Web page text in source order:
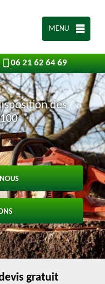
MENU
06 21 62 64 69
des
gratuit